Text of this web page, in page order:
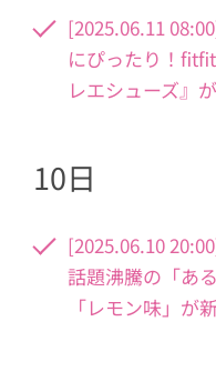
[2025.06.11
にぴったり！
レエシューズ』
10日
[2025.06.10
話題沸騰の「あ
「レモン味」が